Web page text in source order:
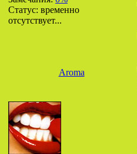
Статус: временно
отсутствует...
Aroma